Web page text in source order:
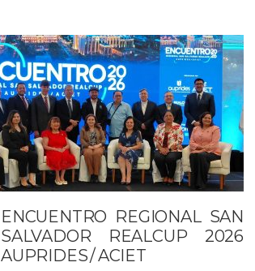
ENCUENTRO REGIONAL SAN
SALVADOR REALCUP 2026
AUPRIDES / ACIET